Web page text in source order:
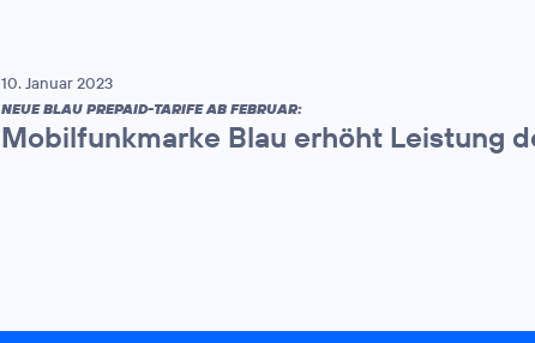
10. Januar 2023
NEUE BLAU PREPAID-TARIFE AB FEBRUAR:
Mobilfunkmarke Blau erhöht Leistung